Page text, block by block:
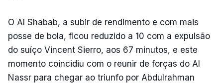
O Al Shabab, a subir de rendimento e com mais
posse de bola, ficou reduzido a 10 com a expulsão
do suíço Vincent Sierro, aos 67 minutos, e este
momento coincidiu com o reunir de forças do Al
Nassr para chegar ao triunfo por Abdulrahman